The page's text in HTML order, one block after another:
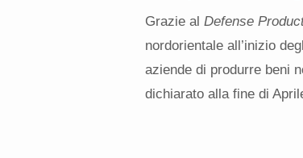
Grazie al Defense
nordorientale all’inizio
aziende di produrre beni
dichiarato alla fine di